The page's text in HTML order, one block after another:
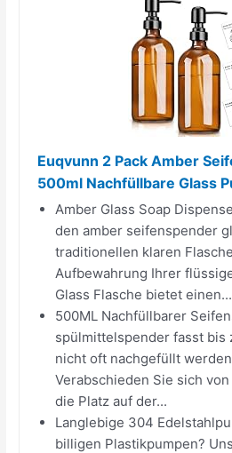
Euqvunn 2 Pack Amber
500ml Nachfüllbare Glass
Amber Glass Soap
den amber seifenspender
traditionellen klaren
Aufbewahrung Ihrer
Glass Flasche bietet einen...
500ML Nachfüllbarer
spülmittelspender fasst bis
nicht oft nachgefüllt
Verabschieden Sie sich
die Platz auf der...
Langlebige 304
billigen Plastikpumpen?